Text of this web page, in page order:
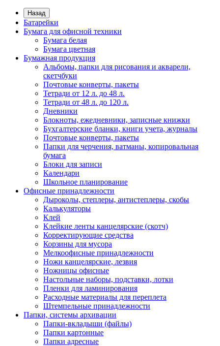
Назад
Батарейки
Бумага для офисной техники
Бумага белая
Бумага цветная
Бумажная продукция
Альбомы, папки для рисования и акварели,
скетчбуки
Почтовые конверты, пакеты
Тетради от 12 л. до 48 л.
Тетради от 48 л. до 120 л.
Дневники
Блокноты, ежедневники, записные книжки
Бухгалтерские бланки, книги учета, журналы
Почтовые конверты, пакеты
Папки для черчения, ватманы, копировальная
бумага
Блоки для записи
Календари
Школьное планирование
Офисные принадлежности
Дыроколы, степлеры, антистеплеры, скобы
Калькуляторы
Клей
Клейкие ленты канцелярские (скотч)
Корректирующие средства
Корзины для мусора
Мелкоофисные принадлежности
Ножи канцелярские, лезвия
Ножницы офисные
Настольные наборы, подставки, лотки
Пленки для ламинирования
Расходные материалы для переплета
Штемпельные принадлежности
Папки, системы архивации
Папки-вкладыши (файлы)
Папки картонные
Папки адресные